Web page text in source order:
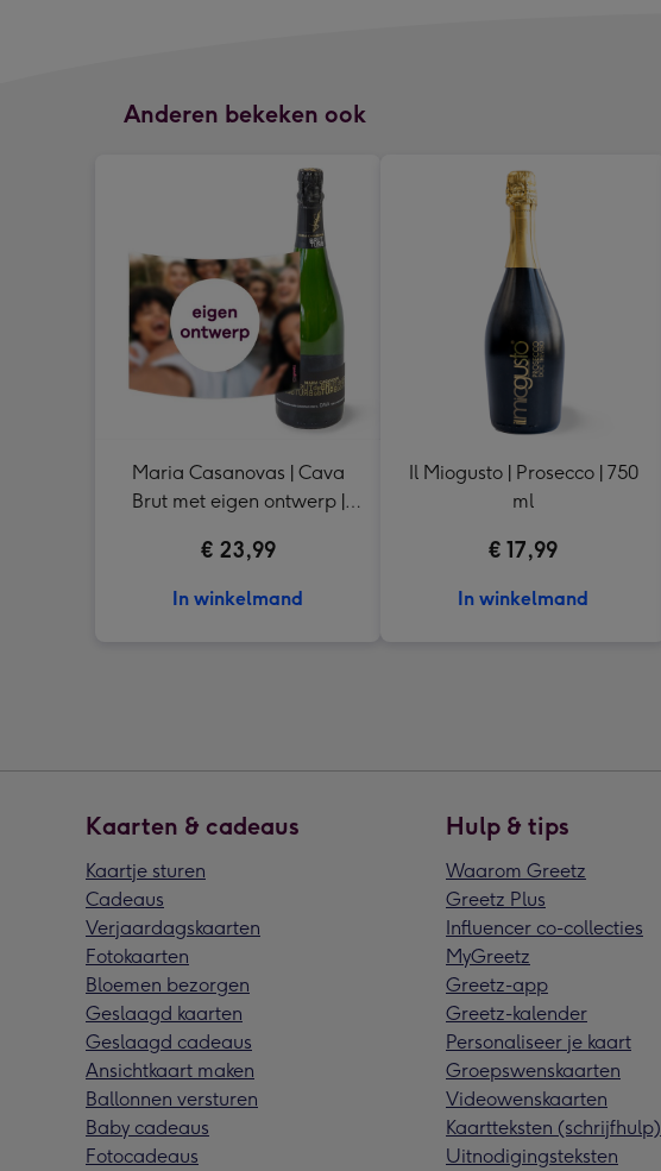
Anderen bekeken ook
Maria Casanovas | Cava
Brut met eigen ontwerp |
€ 23,99
In winkelmand
Il Miogusto | Prosecco | 750
ml
€ 17,99
In winkelmand
Kaarten & cadeaus
Kaartje sturen
Cadeaus
Verjaardagskaarten
Fotokaarten
Bloemen bezorgen
Geslaagd kaarten
Geslaagd cadeaus
Ansichtkaart maken
Ballonnen versturen
Baby cadeaus
Fotocadeaus
Hulp & tips
Waarom Greetz
Greetz Plus
Influencer co-collecties
MyGreetz
Greetz-app
Greetz-kalender
Personaliseer je kaart
Groepswenskaarten
Videowenskaarten
Kaartteksten (schrijfhulp)
Uitnodigingsteksten